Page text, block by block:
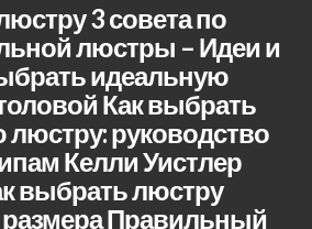
3 совета по
люстры – Идеи и
идеальную
Как выбрать
руководство
Келли Уистлер
выбрать люстру
Правильный